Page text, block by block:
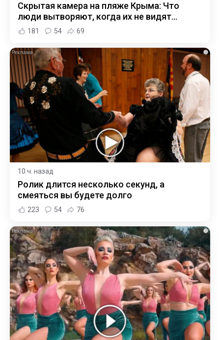
Скрытая камера на пляже Крыма: Что
люди вытворяют, когда их не видят...
181 54 69
i
10 ч. назад
Ролик длится несколько секунд, а
смеяться вы будете долго
223 54 76
i